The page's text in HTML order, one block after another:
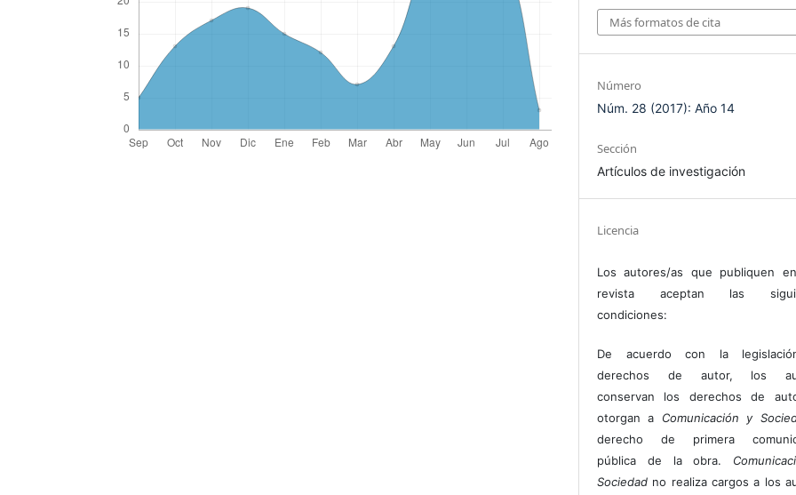
Más formatos de cita
Número
Núm. 28 (2017): Año 14
Sección
Artículos de investigación
Licencia
Los autores/as que publiquen
revista aceptan las
condiciones:
De acuerdo con la
derechos de autor, los
conservan los derechos de
otorgan a Comunicación y
derecho de primera
pública de la obra.
Sociedad no realiza cargos a los